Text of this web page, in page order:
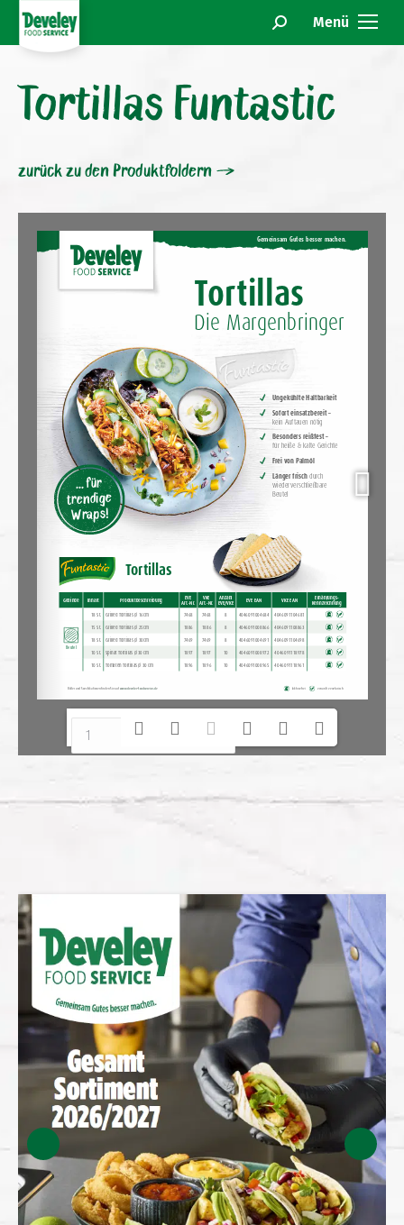
Menü
Search:
Tortillas Funtastic
zurück zu den Produktfoldern
Bilder und Spezifikationen finden Sie auf www.develey-foodservice.de
www.develey-foodservice.de